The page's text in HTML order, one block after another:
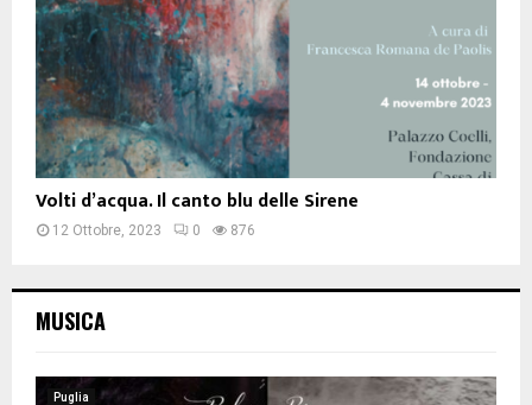
Volti d’acqua. Il canto blu delle Sirene
12 Ottobre, 2023 0 876
MUSICA
Puglia